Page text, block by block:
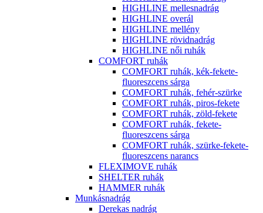
HIGHLINE mellesnadrág
HIGHLINE overál
HIGHLINE mellény
HIGHLINE rövidnadrág
HIGHLINE női ruhák
COMFORT ruhák
COMFORT ruhák, kék-fekete-
fluoreszcens sárga
COMFORT ruhák, fehér-szürke
COMFORT ruhák, piros-fekete
COMFORT ruhák, zöld-fekete
COMFORT ruhák, fekete-
fluoreszcens sárga
COMFORT ruhák, szürke-fekete-
fluoreszcens narancs
FLEXIMOVE ruhák
SHELTER ruhák
HAMMER ruhák
Munkásnadrág
Derekas nadrág